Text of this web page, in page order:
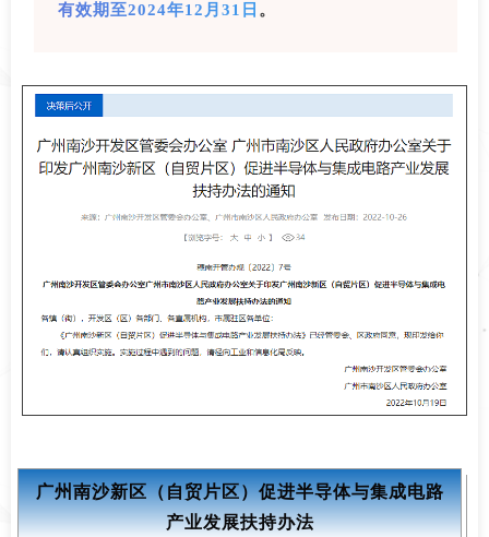
有效期至2024年12月31日 。
广州南沙新区（自贸片区）促进半导体与集成电路
产业发展扶持办法